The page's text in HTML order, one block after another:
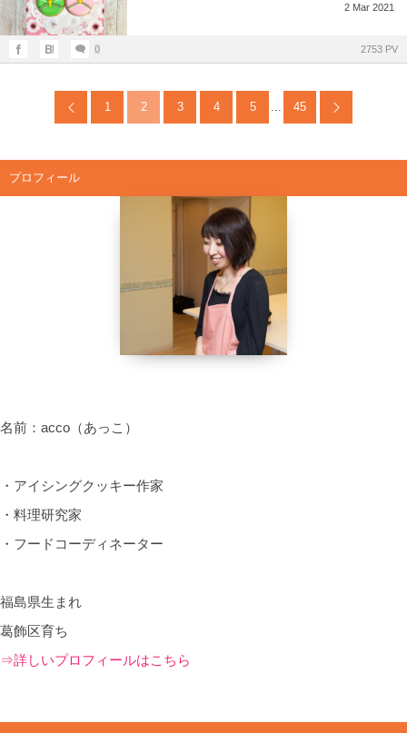
2 Mar 2021
0 2753 PV
1 2 3 4 5 ... 45
プロフィール
名前：acco（あっこ）
・アイシングクッキー作家
・料理研究家
・フードコーディネーター
福島県生まれ
葛飾区育ち
⇒詳しいプロフィールはこちら